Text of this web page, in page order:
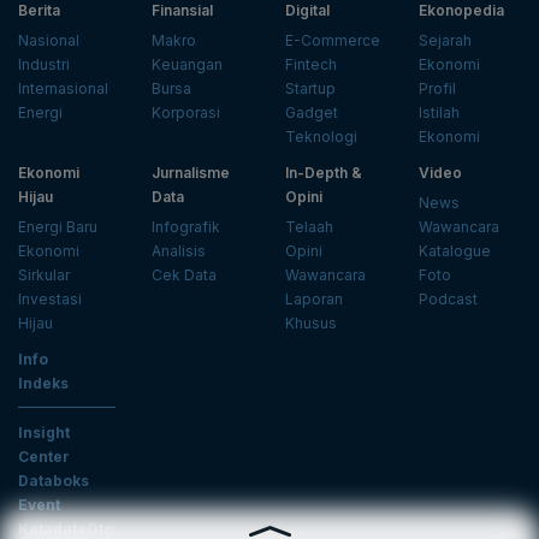
Berita
Nasional
Industri
Internasional
Energi
Finansial
Makro
Keuangan
Bursa
Korporasi
Digital
E-Commerce
Fintech
Startup
Gadget
Teknologi
Ekonopedia
Sejarah
Ekonomi
Profil
Istilah
Ekonomi
Ekonomi
Hijau
Energi Baru
Ekonomi
Sirkular
Investasi
Hijau
Jurnalisme
Data
Infografik
Analisis
Cek Data
In-Depth &
Opini
Telaah
Opini
Wawancara
Laporan
Khusus
Video
News
Wawancara
Katalogue
Foto
Podcast
Info
Indeks
Insight
Center
Databoks
Event
KatadataOto